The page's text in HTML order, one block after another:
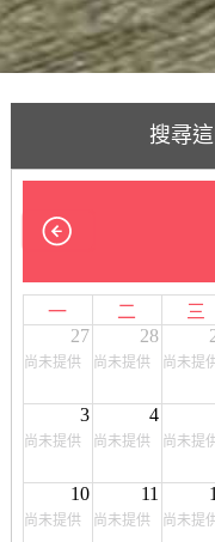
搜尋
一 二 三
27
尚未提供
28
尚未提供 尚未提
3
尚未提供
4
尚未提供 尚未提
10
尚未提供
11
尚未提供 尚未提